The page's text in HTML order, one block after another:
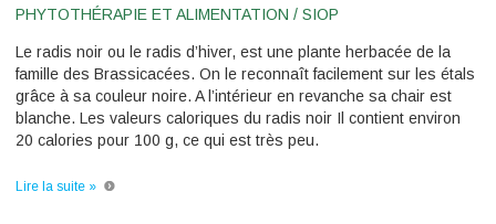
PHYTOTHÉRAPIE ET ALIMENTATION / SIOP
Le radis noir ou le radis d’hiver, est une plante herbacée de la
famille des Brassicacées. On le reconnaît facilement sur les étals
grâce à sa couleur noire. A l’intérieur en revanche sa chair est
blanche. Les valeurs caloriques du radis noir Il contient environ
20 calories pour 100 g, ce qui est très peu.
Lire la suite »